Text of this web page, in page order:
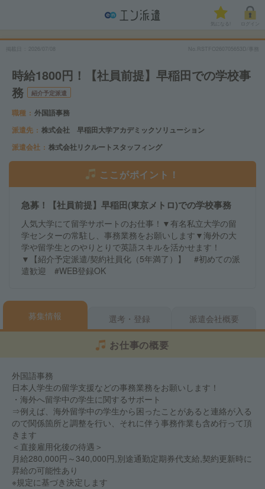
気になる!
No.RSTFO260705653D/事務
時給1800円！【社員前提】早稲田での学校事
務
紹介予定派遣
職種
外国語事務
派遣先
株式会社 早稲田大学アカデミックソリューション
派遣会社
株式会社リクルートスタッフィング
ここがポイント！
急募！【社員前提】早稲田(東京メトロ)での学校事務
人気大学にて留学サポートのお仕事！▼有名私立大学の留
学センターの常駐し、事務業務をお願いします▼海外の大
学や留学生とのやりとりで英語スキルを活かせます！
▼【紹介予定派遣/契約社員化（5年満了）】 #初めての派
遣歓迎 #WEB登録OK
募集情報 選考・登録 派遣会社概要
お仕事の概要
外国語事務
日本人学生の留学支援などの事務業務をお願いします！
・海外へ留学中の学生に関するサポート
⇒例えば、海外留学中の学生から困ったことがあると連絡が入る
ので関係箇所と調整を行い、それに伴う事務作業も含め行って頂
きます
＜直接雇用化後の待遇＞
月給280,000円～340,000円,別途通勤定期券代支給,契約更新時に
昇給の可能性あり
※規定に基づき決定します